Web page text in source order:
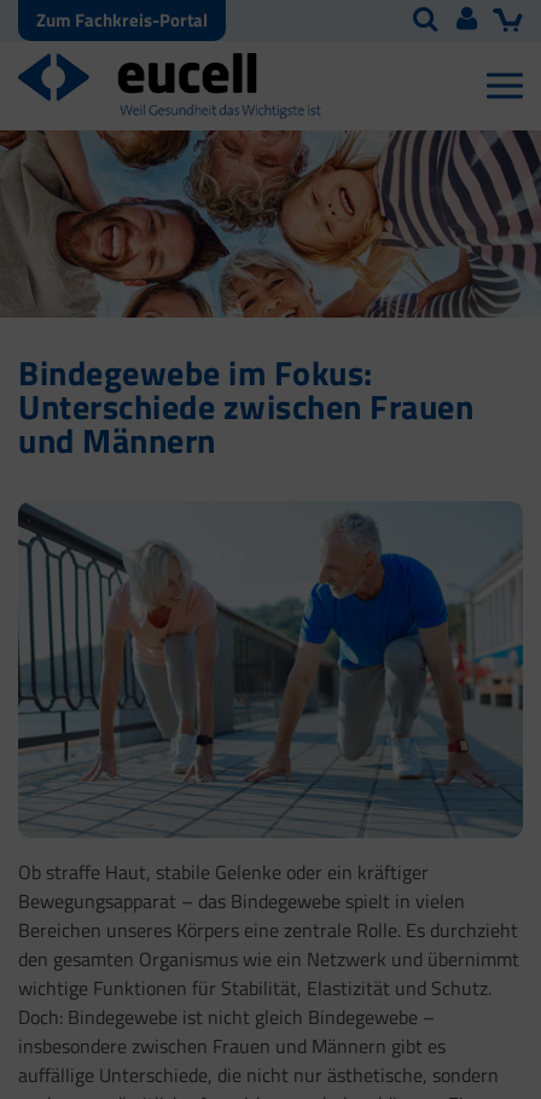
Zum Fachkreis-Portal
Bindegewebe im Fokus:
Unterschiede zwischen Frauen
und Männern
Ob straffe Haut, stabile Gelenke oder ein kräftiger
Bewegungsapparat – das Bindegewebe spielt in vielen
Bereichen unseres Körpers eine zentrale Rolle. Es durchzieht
den gesamten Organismus wie ein Netzwerk und übernimmt
wichtige Funktionen für Stabilität, Elastizität und Schutz.
Doch: Bindegewebe ist nicht gleich Bindegewebe –
insbesondere zwischen Frauen und Männern gibt es
auffällige Unterschiede, die nicht nur ästhetische, sondern